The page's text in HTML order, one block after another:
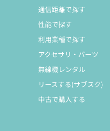
通信距離で探す
性能で探す
利用業種で探す
アクセサリ・パーツ
無線機レンタル
リースする(サブスク)
中古で購入する